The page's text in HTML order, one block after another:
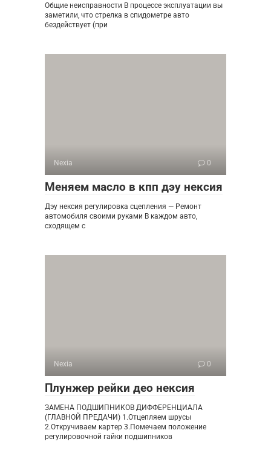
Общие неисправности В процессе эксплуатации вы
заметили, что стрелка в спидометре авто
бездействует (при
Nexia 0
Меняем масло в кпп дэу нексия
Дэу нексия регулировка сцепления — Ремонт
автомобиля своими руками В каждом авто,
сходящем с
Nexia 0
Плунжер рейки део нексия
ЗАМЕНА ПОДШИПНИКОВ ДИФФЕРЕНЦИАЛА
(ГЛАВНОЙ ПРЕДАЧИ) 1.Отцепляем шрусы
2.Откручиваем картер 3.Помечаем положение
регулировочной гайки подшипников